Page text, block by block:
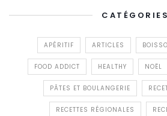
CATÉGORIES
APÉRITIF ARTICLES
FOOD ADDICT HEALTHY NOËL
PÂTES ET BOULANGERIE
RECETTES RÉGIONALES